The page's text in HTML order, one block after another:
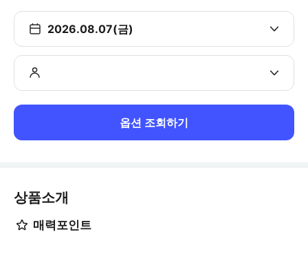
2026.08.07(금)
옵션 조회하기
상품소개
매력포인트